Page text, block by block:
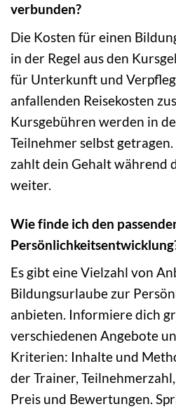
verbunden?
Die Kosten für einen
in der Regel aus den
für Unterkunft und
anfallenden Reisekosten
Kursgebühren werden in
Teilnehmer selbst
zahlt dein Gehalt während
weiter.
Wie finde ich den
Es gibt eine Vielzahl von
Bildungsurlaube zur
anbieten. Informiere dich
verschiedenen Angebote
Kriterien: Inhalte und
der Trainer,
Preis und Bewertungen.